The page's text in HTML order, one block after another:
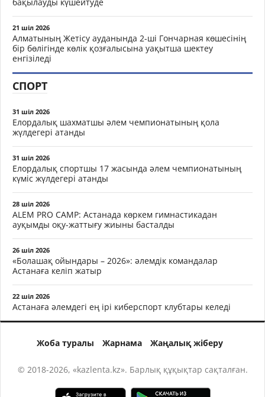
21 шіл 2026
Алматының Жетісу ауданында 2-ші Гончарная көшесінің
бір бөлігінде көлік қозғалысына уақытша шектеу
енгізіледі
СПОРТ
31 шіл 2026
Елордалық шахматшы әлем чемпионатының қола
жүлдегері атанды
31 шіл 2026
Елордалық спортшы 17 жасында әлем чемпионатының
күміс жүлдегері атанды
28 шіл 2026
ALEM PRO CAMP: Астанада көркем гимнастикадан
ауқымды оқу-жаттығу жиыны басталды
26 шіл 2026
«Болашақ ойындары – 2026»: әлемдік командалар
Астанаға келіп жатыр
22 шіл 2026
Астанаға әлемдегі ең ірі киберспорт клубтары келеді
Жоба туралы Жарнама Жаңалық жіберу
© 2018-2026, «kazlenta.kz». Барлық құқықтар сақталған.